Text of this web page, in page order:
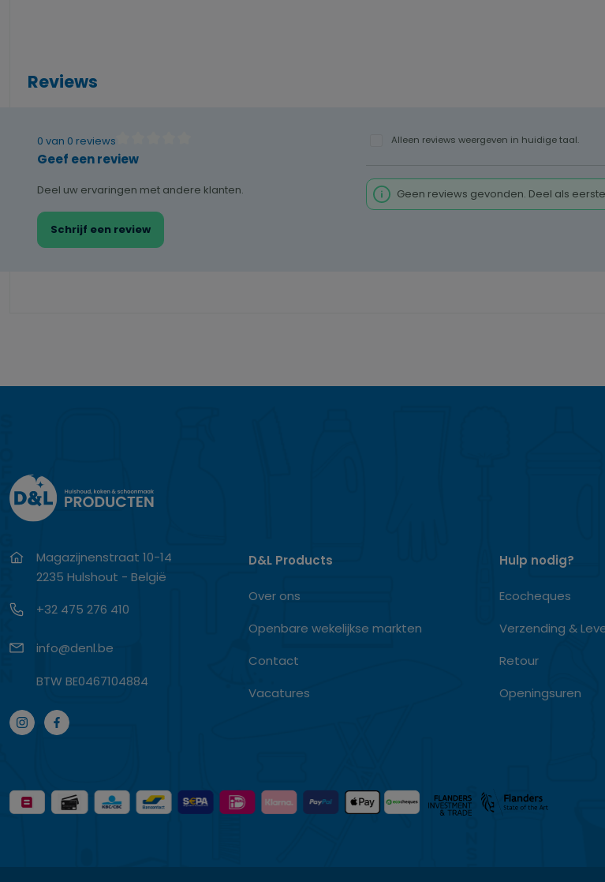
Reviews
0 van 0 reviews
Gemiddelde waardering van 0 van 5 sterren
Geef een review
Deel uw ervaringen met andere klanten.
Schrijf een review
Alleen reviews weergeven in huidige taal.
Geen reviews gevonden. Deel als
Magazijnenstraat 10-14
2235 Hulshout - België
+32 475 276 410
info@denl.be
BTW BE0467104884
D&L Products
Over ons
Openbare wekelijkse markten
Contact
Vacatures
Hulp nodig?
Ecocheques
Verzending &
Retour
Openingsuren